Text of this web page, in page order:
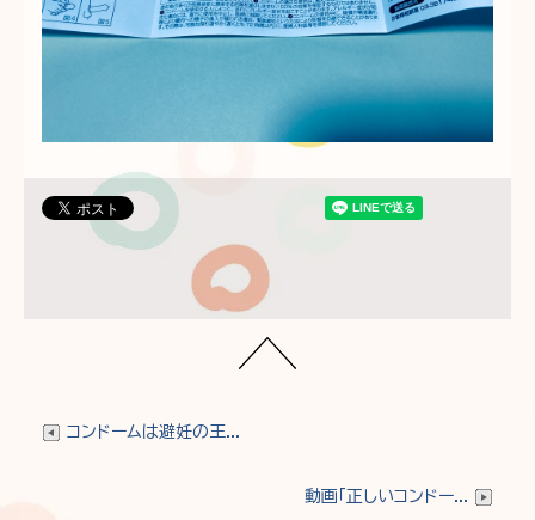
コンドームは避妊の王...
動画「正しいコンドー...